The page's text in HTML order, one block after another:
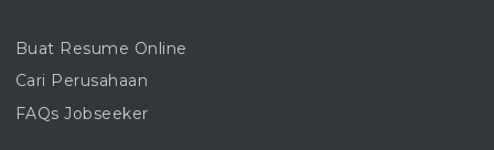
Buat Resume Online
Cari Perusahaan
FAQs Jobseeker